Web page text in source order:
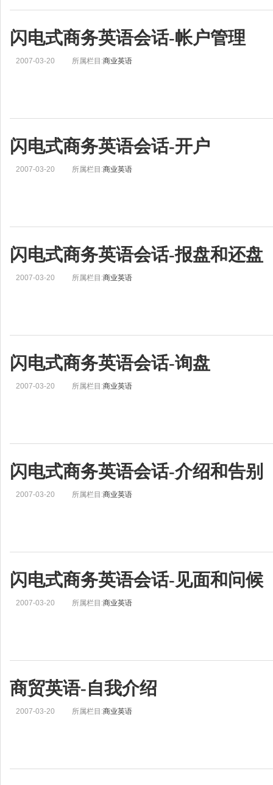
闪电式商务英语会话-帐户管理
2007-03-20 所属栏目:商业英语
闪电式商务英语会话-开户
2007-03-20 所属栏目:商业英语
闪电式商务英语会话-报盘和还盘
2007-03-20 所属栏目:商业英语
闪电式商务英语会话-询盘
2007-03-20 所属栏目:商业英语
闪电式商务英语会话-介绍和告别
2007-03-20 所属栏目:商业英语
闪电式商务英语会话-见面和问候
2007-03-20 所属栏目:商业英语
商贸英语-自我介绍
2007-03-20 所属栏目:商业英语